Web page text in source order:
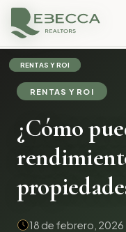
RENTAS Y ROI
¿Cómo
18 de febrero, 2026
RENTAS Y ROI
RENTAS Y ROI
RENTAS Y ROI